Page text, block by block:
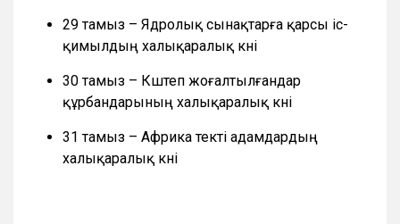
29 тамыз – Ядролық сынақтарға қарсы іс-
қимылдың халықаралық күні
30 тамыз – Күштеп жоғалтылғандар
құрбандарының халықаралық күні
31 тамыз – Африка текті адамдардың
халықаралық күні